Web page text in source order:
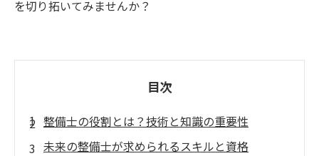
を切り拓いてみませんか？
目次
整備士の役割とは？技術と知識の重要性
未来の整備士が求められるスキルと資格